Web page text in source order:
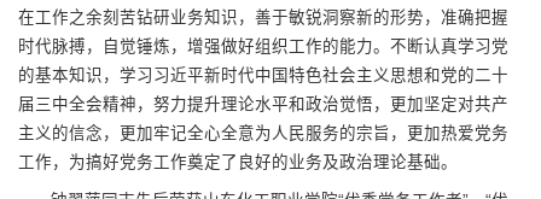
在工作之余刻苦钻研业务知识，善于敏锐洞察新的形势，准确把握
时代脉搏，自觉锤炼，增强做好组织工作的能力。不断认真学习党
的基本知识，学习习近平新时代中国特色社会主义思想和党的二十
届三中全会精神，努力提升理论水平和政治觉悟，更加坚定对共产
主义的信念，更加牢记全心全意为人民服务的宗旨，更加热爱党务
工作，为搞好党务工作奠定了良好的业务及政治理论基础。